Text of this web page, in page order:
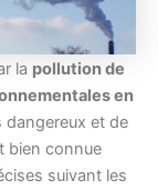
la pollution de
en
dangereux et de
bien connue
suivant les